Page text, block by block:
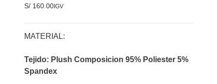
S/ 160.00 IGV
MATERIAL:
Tejido: Plush Composicion 95% Poliester 5%
Spandex